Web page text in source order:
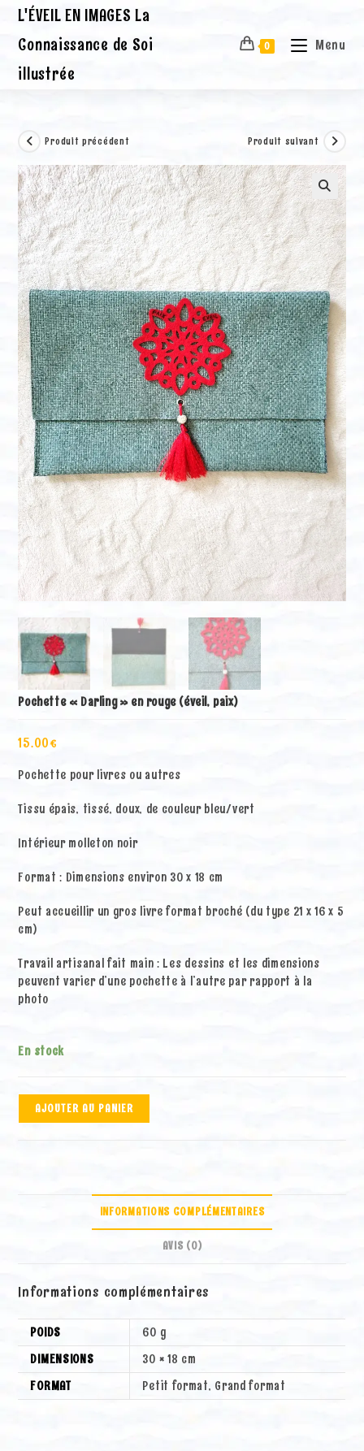
Skip
content
L'ÉVEIL EN IMAGES La
Connaissance de Soi
illustrée
0 Menu
Produit précédent Produit suivant
Pochette « Darling » en rouge (éveil, paix)
15.00€
Pochette pour livres ou autres
Tissu épais, tissé, doux, de couleur bleu/vert
Intérieur molleton noir
Format : Dimensions environ 30 x 18 cm
Peut accueillir un gros livre format broché (du type 21 x 16 x 5
cm)
Travail artisanal fait main : Les dessins et les dimensions
peuvent varier d’une pochette à l’autre par rapport à la
photo
En stock
quantité
AJOUTER AU PANIER
n
a
t
:
INFORMATIONS COMPLÉMENTAIRES
AVIS (0)
Informations complémentaires
POIDS
60 g
DIMENSIONS
30 × 18 cm
FORMAT
Petit format, Grand format